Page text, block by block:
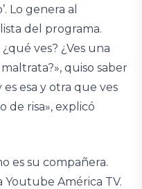
Lo genera al
del programa.
ves? ¿Ves una
quiso saber
esa y otra que ves
de risa», explicó
es su compañera.
América TV.